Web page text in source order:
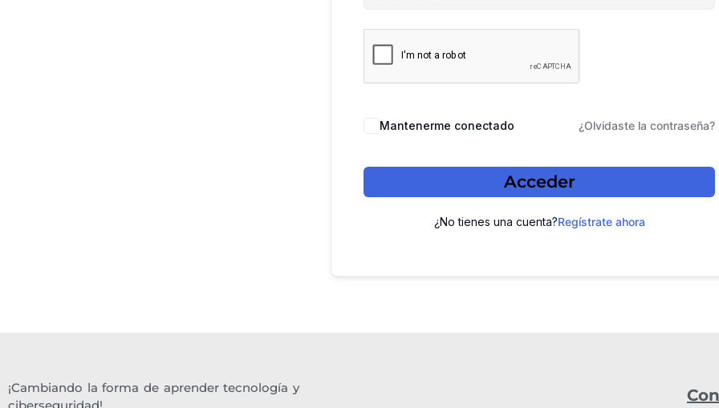
Mantenerme conectado ¿Olvidaste la contraseña?
Acceder
¿No tienes una cuenta?Regístrate ahora
¡Cambiando la forma de aprender tecnología y